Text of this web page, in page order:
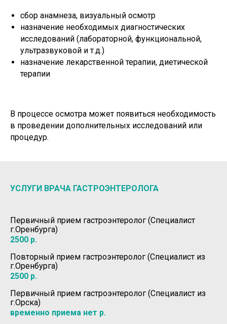
сбор анамнеза, визуальный осмотр
назначение необходимых диагностических
исследований (лабораторной, функциональной,
ультразвуковой и т.д.)
назначение лекарственной терапии, диетической
терапии
В процессе осмотра может появиться необходимость
в проведении дополнительных исследований или
процедур.
УСЛУГИ ВРАЧА ГАСТРОЭНТЕРОЛОГА
Первичный прием гастроэнтеролог (Специалист
г.Оренбурга)
2500 р.
Повторный прием гастроэнтеролог (Специалист из
г.Оренбурга)
2500 р.
Первичный прием гастроэнтеролог (Специалист из
г.Орска)
временно приема нет р.